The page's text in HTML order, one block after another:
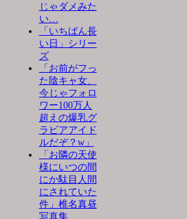
じゃダメみた
い…
「いちばん長
い日」シリー
ズ
「お前がフっ
た陰キャ女、
今じゃフォロ
ワー100万人
超えの爆乳グ
ラビアアイド
ルだぞ？w」
「お隣の天使
様にいつの間
にか駄目人間
にされていた
件」椎名真昼
写真集